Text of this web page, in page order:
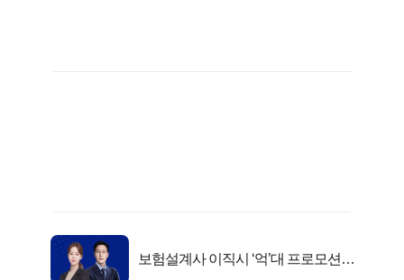
보험설계사 이직시 ‘억’대 프로모션!